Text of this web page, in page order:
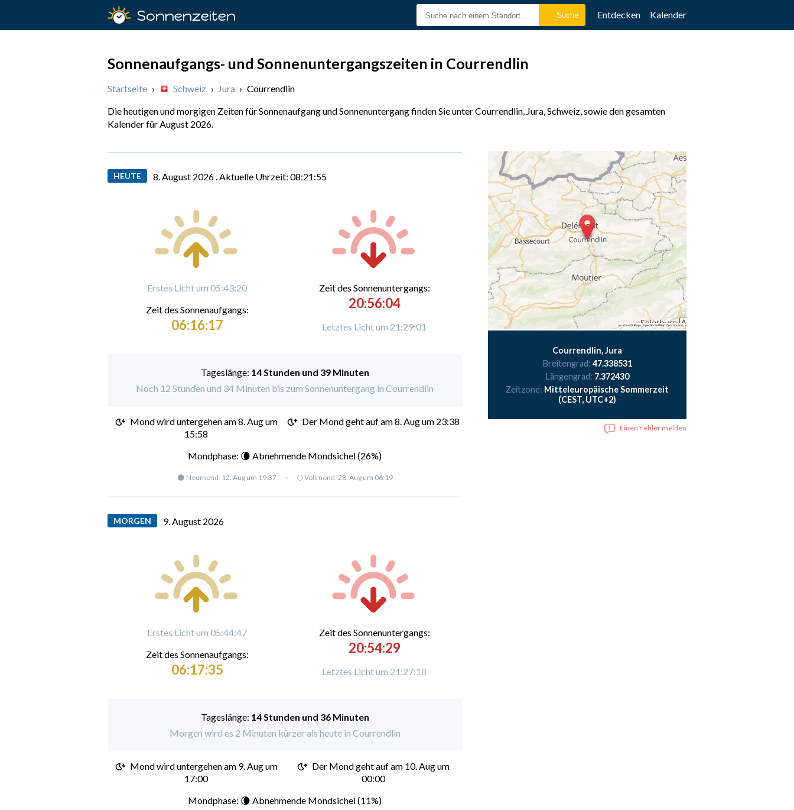
Sonnenzeiten Entdecken Kalender
Sonnenaufgangs- und Sonnenuntergangszeiten in Courrendlin
Startseite › Schweiz › Jura › Courrendlin
Die heutigen und morgigen Zeiten für Sonnenaufgang und Sonnenuntergang finden Sie unter Courrendlin, Jura, Schweiz, sowie den gesamten
Kalender für August 2026.
HEUTE 8. August 2026 . Aktuelle Uhrzeit: 08:21:56
Erstes Licht um 05:43:20
Zeit des Sonnenaufgangs:
06:16:17
Zeit des Sonnenuntergangs:
20:56:04
Letztes Licht um 21:29:01
Tageslänge: 14 Stunden und 39 Minuten
Noch 12 Stunden und 34 Minuten bis zum Sonnenuntergang in Courrendlin
Mond wird untergehen am8. Aug um
15:58
Der Mond geht auf am 8. Aug um 23:38
Mondphase: 🌘 Abnehmende Mondsichel (26%)
🌑 Neumond: 12. Aug um 19:37 · 🌕 Vollmond: 28. Aug um 06:19
MORGEN 9. August 2026
Erstes Licht um 05:44:47
Zeit des Sonnenaufgangs:
06:17:35
Zeit des Sonnenuntergangs:
20:54:29
Letztes Licht um 21:27:18
Tageslänge: 14 Stunden und 36 Minuten
Morgen wird es 2 Minuten kürzer als heute in Courrendlin
Mond wird untergehen am 9. Aug um
17:00
Der Mond geht auf am 10. Aug um
00:00
Mondphase: 🌘 Abnehmende Mondsichel (11%)
Courrendlin, Jura
Breitengrad: 47.338531
Längengrad: 7.372430
Zeitzone: Mitteleuropäische Sommerzeit
(CEST, UTC+2)
Einen Fehler melden